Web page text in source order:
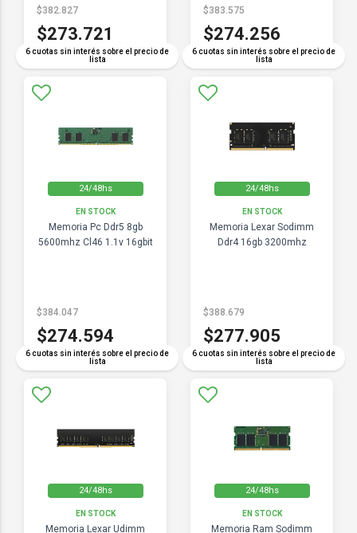
6 cuotas sin interés sobre el precio de
lista
$382.827
$273.721
6 cuotas sin interés sobre el precio de
lista
$383.575
$274.256
24/48hs
EN STOCK
Memoria Pc Ddr5 8gb
5600mhz Cl46 1.1v 16gbit
6 cuotas sin interés sobre el precio de
lista
$384.047
$274.594
24/48hs
EN STOCK
Memoria Lexar Sodimm
Ddr4 16gb 3200mhz
6 cuotas sin interés sobre el precio de
lista
$388.679
$277.905
24/48hs
EN STOCK
Memoria Lexar Udimm
24/48hs
EN STOCK
Memoria Ram Sodimm